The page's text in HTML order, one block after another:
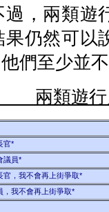
，兩類
果仍然可
們至少並
兩類遊行
官*
議員*
官，我不會再上街爭取*
，我不會再上街爭取*